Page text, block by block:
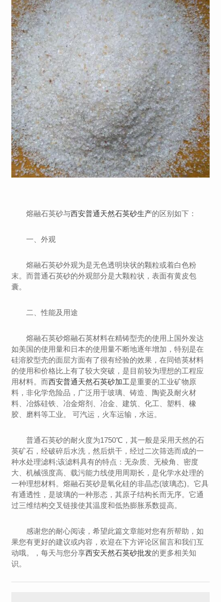
熔融石英砂与西安普通天然石英砂生产的区别如下：
一、外观
熔融石英砂外观为是无色透明块状的颗粒或着白色粉
末。而普通石英砂的外观部分是大颗粒状，表面有黄皮包
囊。
二、性能及用途
熔融石英砂熔融石英材料在精铸型壳的使用上国外发达
如美国的使用量和日本的使用量不断地逐年增加，特别是在
硅溶胶型壳的面层方面有了很有经验的效果，在同锆英材料
的使用和价格比上有了较大突破，是目前较为理想的工程应
用材料。而西安普通天然石英砂加工是重要的工业矿物原
料，非化学危险品，广泛用于玻璃、铸造、陶瓷及耐火材
料、冶炼硅铁、冶金熔剂、冶金、建筑、化工、塑料、橡
胶、磨料等工业。 可汽运，火车运输，水运。
普通石英砂的耐火度为1750℃，其一般是采用天然的石
英矿石，经破碎后水洗，然后烘干，经过二次筛选而成的一
种水处理滤料;该滤料具有的特点：无杂质、无棱角、密度
大、机械强度高、载污能力线使用周期长，是化学水处理的
一种理想材料。熔融石英砂是氧化硅的非晶态(玻璃态)。它具
有通透性，是玻璃的一种形态，其原子结构长而无序。它通
过三维结构交叉链接使其温度和低热膨胀系数提高。
感谢您的耐心阅读，希望此篇文章能对您有所帮助，如
果您有更好的建议或内容，欢迎在下方评论区留言和我们互
动哦。，每天与您分享西安天然石英砂批发的更多相关知
识。